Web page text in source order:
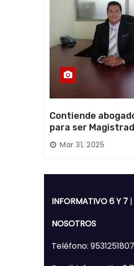
s
Contiende
para ser
Poder Judicial; es
de Huajuapan de
Mar 31, 2025
INFORMATIVO 6 Y 7
NOSOTROS
Teléfono: